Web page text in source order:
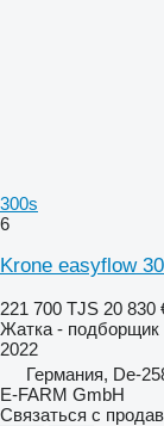
300s
6
Krone easyflow
221 700 TJS 20 830
Жатка - подборщик
2022
Германия, De-
E-FARM GmbH
Связаться с